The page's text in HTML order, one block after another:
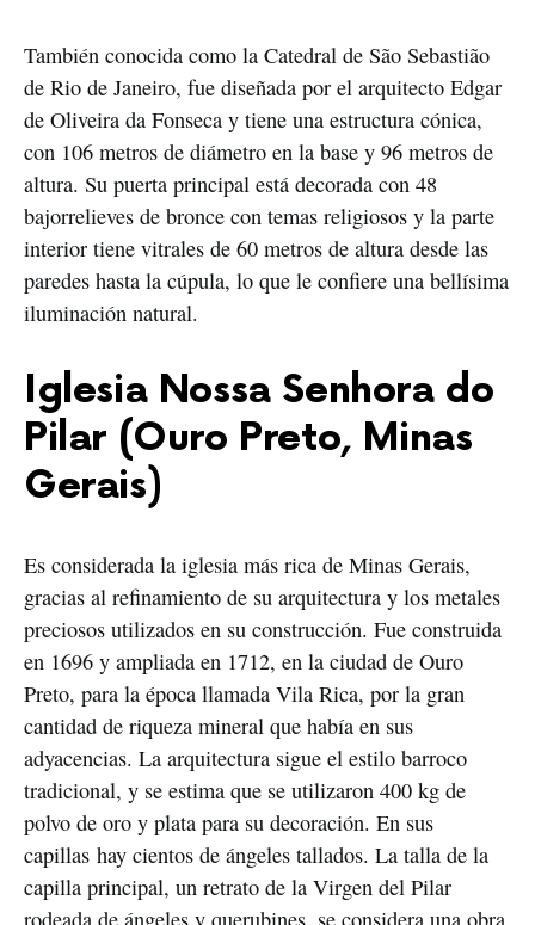
También conocida como la Catedral de São Sebastião
de Rio de Janeiro, fue diseñada por el arquitecto Edgar
de Oliveira da Fonseca y tiene una estructura cónica,
con 106 metros de diámetro en la base y 96 metros de
altura. Su puerta principal está decorada con 48
bajorrelieves de bronce con temas religiosos y la parte
interior tiene vitrales de 60 metros de altura desde las
paredes hasta la cúpula, lo que le confiere una bellísima
iluminación natural.
Iglesia Nossa Senhora do
Pilar (Ouro Preto, Minas
Gerais)
Es considerada la iglesia más rica de Minas Gerais,
gracias al refinamiento de su arquitectura y los metales
preciosos utilizados en su construcción. Fue construida
en 1696 y ampliada en 1712, en la ciudad de Ouro
Preto, para la época llamada Vila Rica, por la gran
cantidad de riqueza mineral que había en sus
adyacencias. La arquitectura sigue el estilo barroco
tradicional, y se estima que se utilizaron 400 kg de
polvo de oro y plata para su decoración. En sus
capillas hay cientos de ángeles tallados. La talla de la
capilla principal, un retrato de la Virgen del Pilar
rodeada de ángeles y querubines, se considera una obra